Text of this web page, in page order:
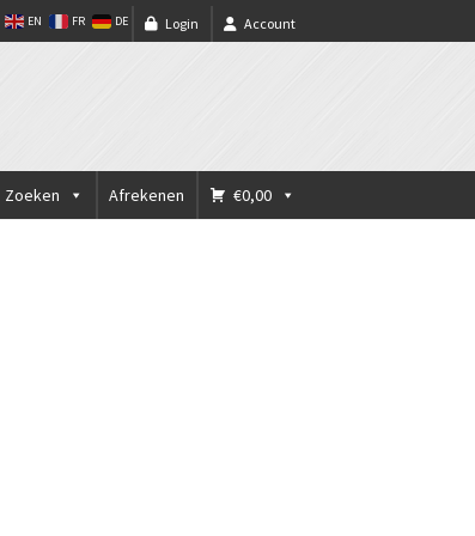
Account
Login
EN FR DE
€0,00
Afrekenen
Zoeken